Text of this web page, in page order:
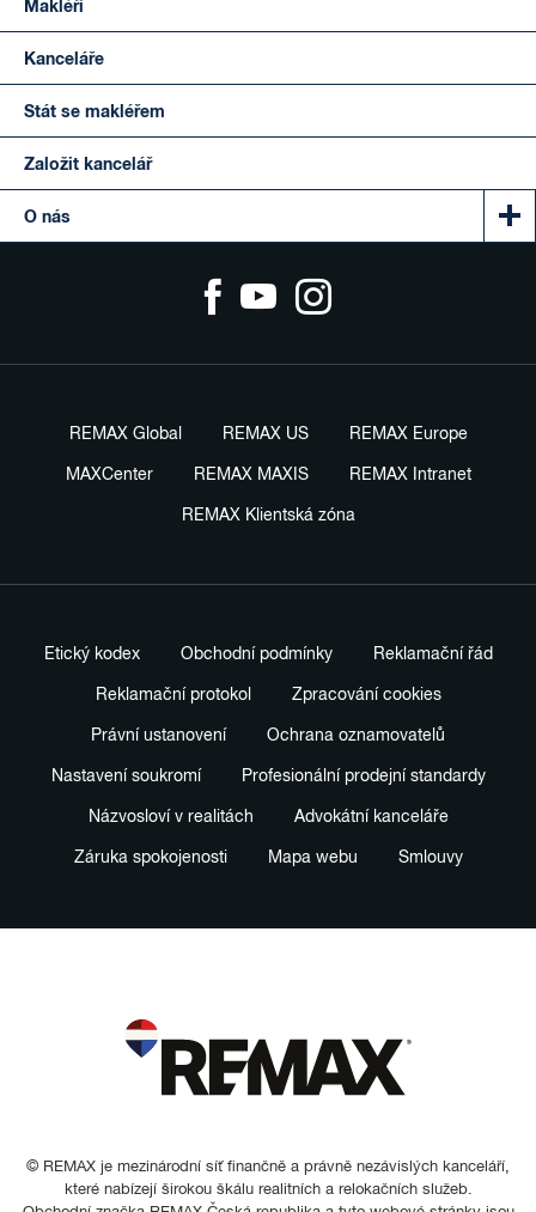
Makléři
Kanceláře
Stát se makléřem
Založit kancelář
O nás
REMAX Global REMAX US REMAX Europe
MAXCenter REMAX MAXIS REMAX Intranet
REMAX Klientská zóna
Etický kodex Obchodní podmínky Reklamační řád
Reklamační protokol Zpracování cookies
Právní ustanovení Ochrana oznamovatelů
Nastavení soukromí Profesionální prodejní standardy
Názvosloví v realitách Advokátní kanceláře
Záruka spokojenosti Mapa webu Smlouvy
© REMAX je mezinárodní síť finančně a právně nezávislých kanceláří,
které nabízejí širokou škálu realitních a relokačních služeb.